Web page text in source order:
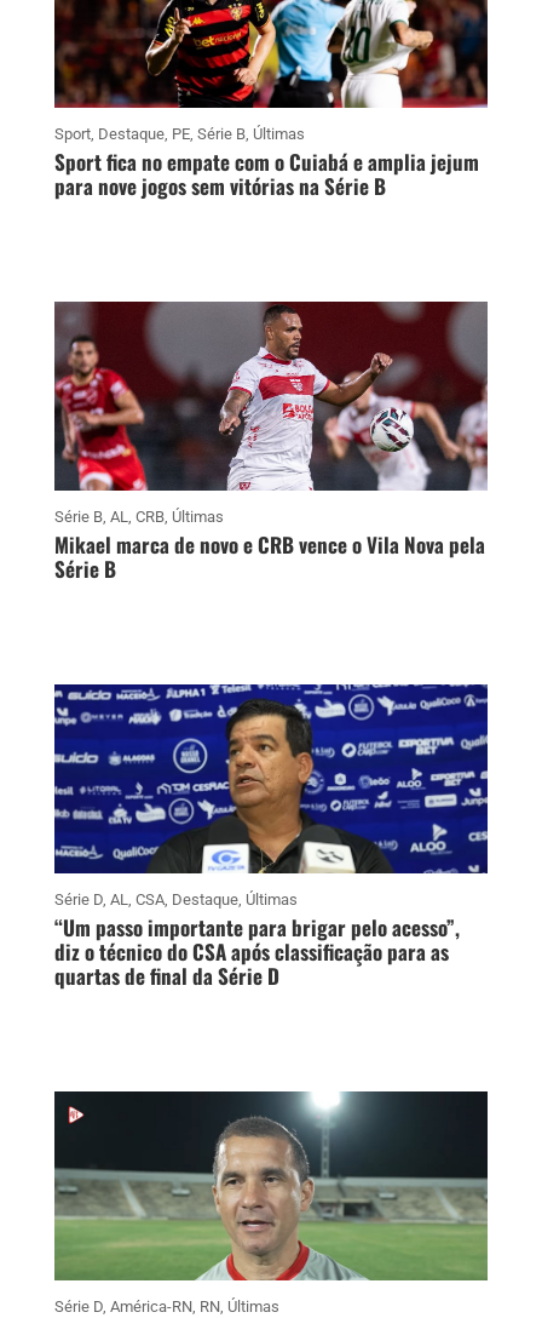
Sport, Destaque, PE, Série B, Últimas
Sport fica no empate com o Cuiabá e amplia jejum
para nove jogos sem vitórias na Série B
Série B, AL, CRB, Últimas
Mikael marca de novo e CRB vence o Vila Nova pela
Série B
Série D, AL, CSA, Destaque, Últimas
“Um passo importante para brigar pelo acesso”,
diz o técnico do CSA após classificação para as
quartas de final da Série D
Série D, América-RN, RN, Últimas